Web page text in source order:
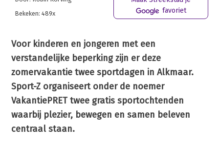
Bekeken: 489x
favoriet
Voor kinderen en jongeren met een
verstandelijke beperking zijn er deze
zomervakantie twee sportdagen in Alkmaar.
Sport-Z organiseert onder de noemer
VakantiePRET twee gratis sportochtenden
waarbij plezier, bewegen en samen beleven
centraal staan.